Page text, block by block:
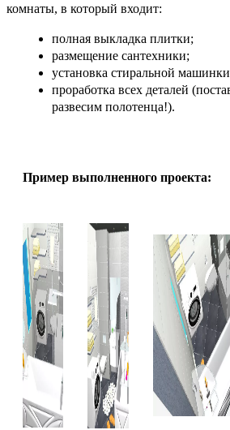
комнаты, в который входит:
полная выкладка плитки;
размещение сантехники;
установка стиральной
проработка всех деталей
развесим полотенца!).
Пример выполненного проекта: